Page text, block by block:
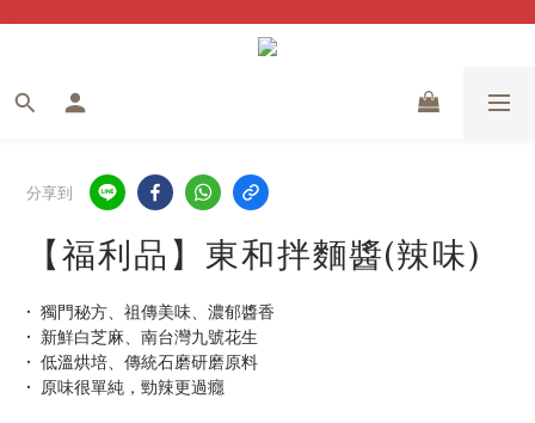
分享到
【福利品】東和拌麵醬(辣味)
•  獨門秘方、祖傳美味、濃郁醬香
•  新鮮白芝麻、南台灣九號花生
•  低溫烘培、傳統石磨研磨原料
•  原味很單純，勁辣更過癮